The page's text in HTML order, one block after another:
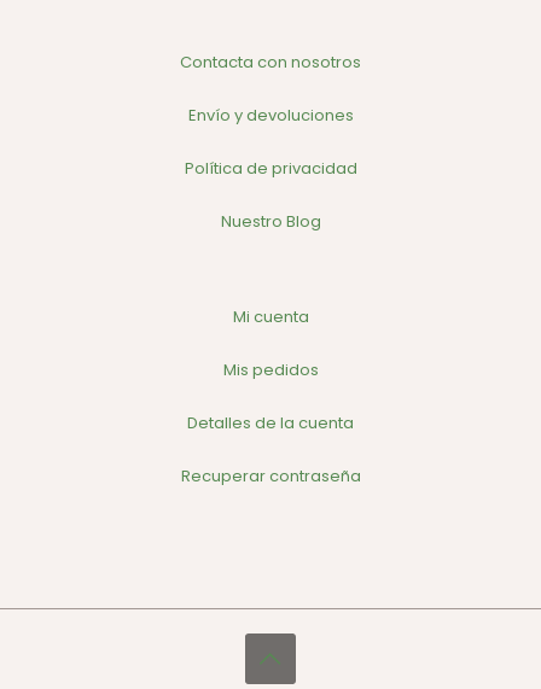
Contacta con nosotros
Envío y devoluciones
Política de privacidad
Nuestro Blog
Mi cuenta
Mis pedidos
Detalles de la cuenta
Recuperar contraseña